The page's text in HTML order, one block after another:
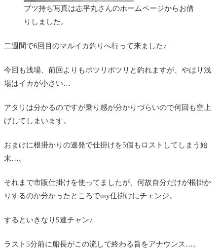
ブツ持ち写真は志平丸さんのホームページからお借
りしました。
二週間で6回目のマルイカ釣りへ行って来ました♪
今回も浅場、前回よりもポツリポツリと釣れますが、やはり浅
場はイカが小さい…
アタリは分かるのですが乗り感が分かりづらいので何回も空上
げしてしまいます。
おまけに根掛かりの連発で仕掛けを5個もロストしてしまう始
末…。
それまで市販仕掛けを使ってましたが、何故自分だけが根掛か
りするのか分かったところでmy仕掛けにチェンジ。
するといきなり5連チャン♪
ラスト5分前に船長がこの流しで終わる旨をアナウンス…。